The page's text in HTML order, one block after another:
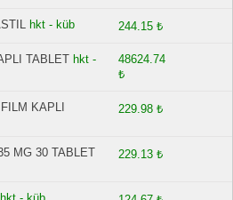
hkt - küb 244.15 ₺
TABLET hkt -
48624.74
₺
KAPLI
229.98 ₺
MG 30 TABLET
229.13 ₺